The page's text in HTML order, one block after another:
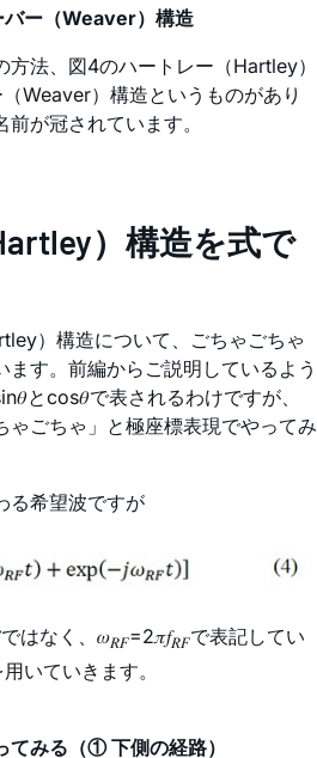
バー（Weaver）構造
方法、図4のハートレー（Hartley）
Weaver）構造というものがあり
が冠されています。
）構造を式で
）構造について、ごちゃごちゃ
ます。前編からご説明しているよう
とcos𝜃で表されるわけですが、
ゃごちゃ」と極座標表現でやってみ
る希望波ですが
はなく、𝜔𝑅𝐹=2𝜋𝑓𝑅𝐹で表記してい
いていきます。
てみる（① 下側の経路）